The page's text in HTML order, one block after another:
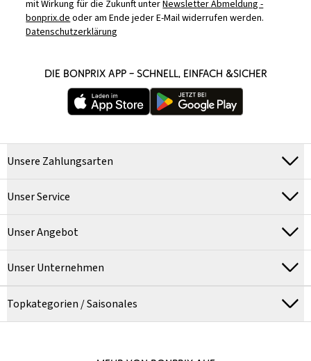
mit Wirkung für die Zukunft unterNewsletter Abmeldung -
bonprix.deoder am Ende jeder E-Mail widerrufen werden.
Datenschutzerklärung
DIE BONPRIX APP – SCHNELL, EINFACH &SICHER
Unsere Zahlungsarten
Unser Service
Unser Angebot
Unser Unternehmen
Topkategorien / Saisonales